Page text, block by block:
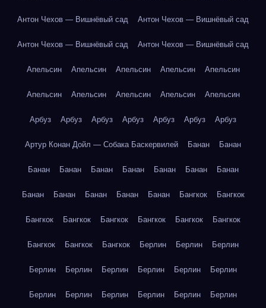
Антон Чехов — Вишнёвый сад Антон Чехов — Вишнёвый сад
Антон Чехов — Вишнёвый сад Антон Чехов — Вишнёвый сад
Апельсин Апельсин Апельсин Апельсин Апельсин
Апельсин Апельсин Апельсин Апельсин Апельсин
Арбуз Арбуз Арбуз Арбуз Арбуз Арбуз Арбуз
Артур Конан Дойл — Собака Баскервилей Банан Банан
Банан Банан Банан Банан Банан Банан Банан
Банан Банан Банан Банан Банан Бангкок Бангкок
Бангкок Бангкок Бангкок Бангкок Бангкок Бангкок
Бангкок Бангкок Бангкок Берлин Берлин Берлин
Берлин Берлин Берлин Берлин Берлин Берлин
Берлин Берлин Берлин Берлин Берлин Берлин